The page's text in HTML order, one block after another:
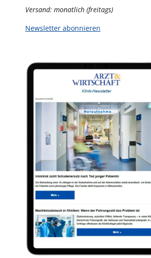
Versand: monatlich (freitags)
Newsletter abonnieren